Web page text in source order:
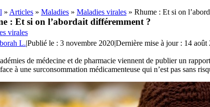
» Articles» Maladies» Maladies virales» Rhume : Et si on
: Et si on l’abordait différemment ?
virales
L.|Publié le : 3 novembre 2020|Dernière mise à jour : 14 août
de médecine et de pharmacie viennent de publier un
à une surconsommation médicamenteuse qui n’est pas sans